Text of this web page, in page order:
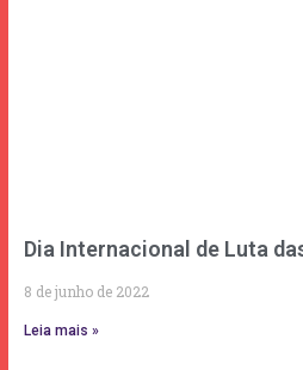
Dia Internacional de Luta
8 de junho de 2022
Leia mais »